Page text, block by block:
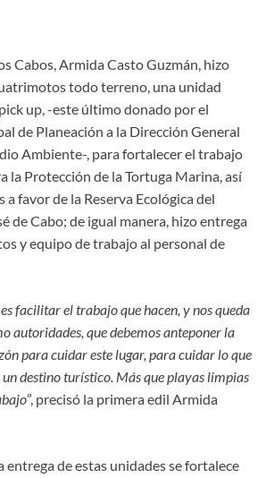
Cabos, Armida Casto Guzmán, hizo
todo terreno, una unidad
up, -este último donado por el
de Planeación a la Dirección General
Ambiente-, para fortalecer el trabajo
la Protección de la Tortuga Marina, así
a favor de la Reserva Ecológica del
de Cabo; de igual manera, hizo entrega
y equipo de trabajo al personal de
facilitar el trabajo que hacen, y nos queda
autoridades, que debemos anteponer la
para cuidar este lugar, para cuidar lo que
un destino turístico. Más que playas limpias
”, precisó la primera edil Armida
entrega de estas unidades se fortalece